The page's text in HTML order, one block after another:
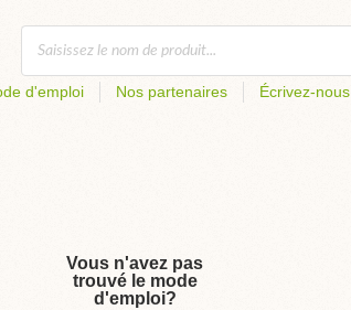
d'emploi Nos partenaires Écrivez-nous
Vous n'avez pas
trouvé le mode
d'emploi?